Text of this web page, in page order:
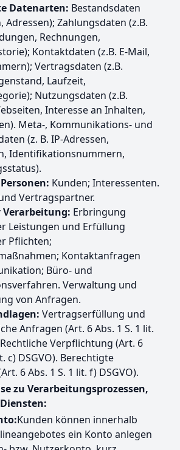
Datenarten: Bestandsdaten
Adressen); Zahlungsdaten (z.B.
Rechnungen,
Kontaktdaten (z.B. E-Mail,
Vertragsdaten (z.B.
Laufzeit,
Nutzungsdaten (z.B.
Interesse an Inhalten,
Meta-, Kommunikations- und
(z. B. IP-Adressen,
Identifikationsnummern,
Kunden; Interessenten.
Vertragspartner.
Verarbeitung: Erbringung
Leistungen und Erfüllung
Pflichten;
Kontaktanfragen
Büro- und
Verwaltung und
von Anfragen.
Vertragserfüllung und
Anfragen (Art. 6 Abs. 1 S. 1 lit.
Rechtliche Verpflichtung (Art. 6
c) DSGVO). Berechtigte
6 Abs. 1 S. 1 lit. f) DSGVO).
zu Verarbeitungsprozessen,
Kunden können innerhalb
ein Konto anlegen